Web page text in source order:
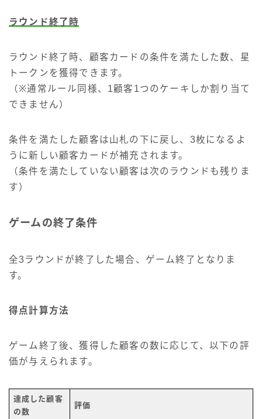
ラウンド終了時
ラウンド終了時、顧客カードの条件を満たした数、星
トークンを獲得できます。
（※通常ルール同様、1顧客1つのケーキしか割り当て
できません）
条件を満たした顧客は山札の下に戻し、3枚になるよ
うに新しい顧客カードが補充されます。
（条件を満たしていない顧客は次のラウンドも残りま
す）
ゲームの終了条件
全3ラウンドが終了した場合、ゲーム終了となりま
す。
得点計算方法
ゲーム終了後、獲得した顧客の数に応じて、以下の評
価が与えられます。
達成した顧客
の数
評価